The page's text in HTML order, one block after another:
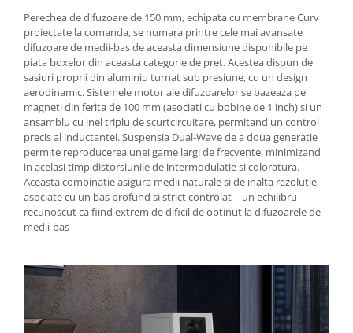
Perechea de difuzoare de 150 mm, echipata cu membrane Curv
proiectate la comanda, se numara printre cele mai avansate
difuzoare de medii-bas de aceasta dimensiune disponibile pe
piata boxelor din aceasta categorie de pret. Acestea dispun de
sasiuri proprii din aluminiu turnat sub presiune, cu un design
aerodinamic. Sistemele motor ale difuzoarelor se bazeaza pe
magneti din ferita de 100 mm (asociati cu bobine de 1 inch) si un
ansamblu cu inel triplu de scurtcircuitare, permitand un control
precis al inductantei. Suspensia Dual-Wave de a doua generatie
permite reproducerea unei game largi de frecvente, minimizand
in acelasi timp distorsiunile de intermodulatie si coloratura.
Aceasta combinatie asigura medii naturale si de inalta rezolutie,
asociate cu un bas profund si strict controlat – un echilibru
recunoscut ca fiind extrem de dificil de obtinut la difuzoarele de
medii-bas